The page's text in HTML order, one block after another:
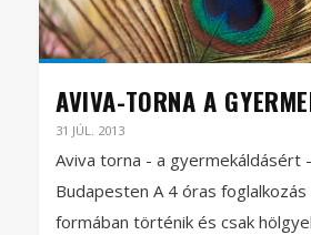
AVIVA-TORNA A
31 JÚL. 2013
Aviva torna - a gyermekáldásért
Budapesten A 4 óras
formában történik és csak